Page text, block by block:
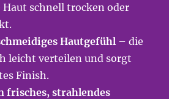
Haut schnell trocken oder
Hautgefühl – die
leicht verteilen und sorgt
Finish.
frisches, strahlendes